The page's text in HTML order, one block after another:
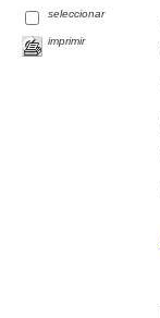
seleccionar
imprimir